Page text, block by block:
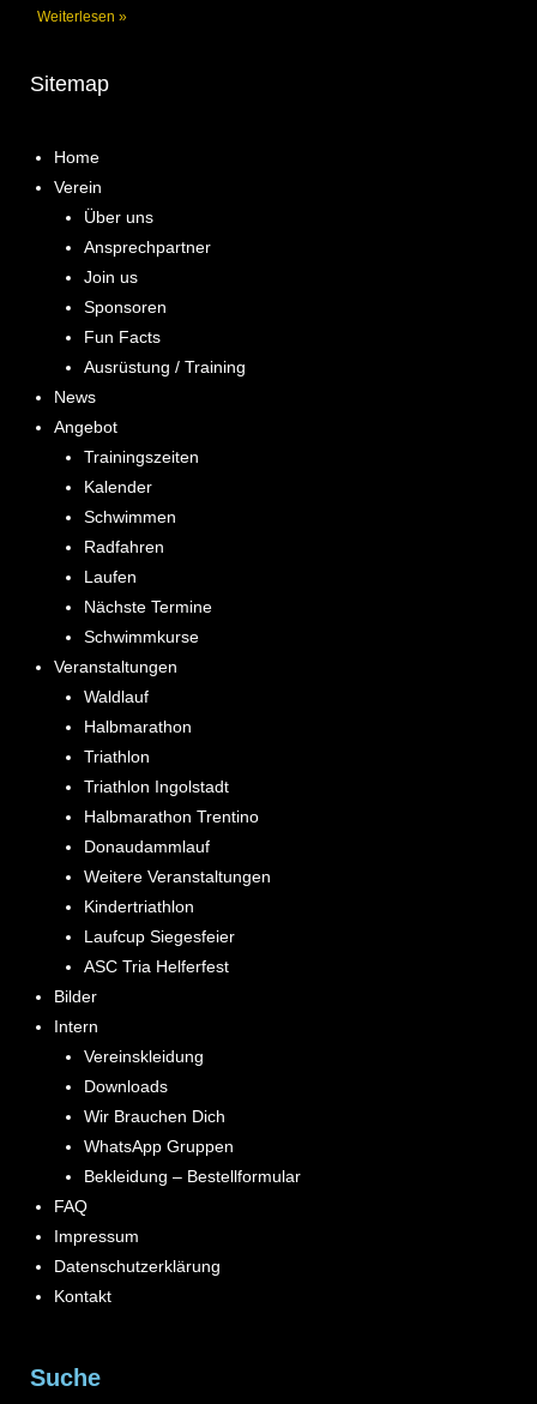
Weiterlesen »
Sitemap
Home
Verein
Über uns
Ansprechpartner
Join us
Sponsoren
Fun Facts
Ausrüstung / Training
News
Angebot
Trainingszeiten
Kalender
Schwimmen
Radfahren
Laufen
Nächste Termine
Schwimmkurse
Veranstaltungen
Waldlauf
Halbmarathon
Triathlon
Triathlon Ingolstadt
Halbmarathon Trentino
Donaudammlauf
Weitere Veranstaltungen
Kindertriathlon
Laufcup Siegesfeier
ASC Tria Helferfest
Bilder
Intern
Vereinskleidung
Downloads
Wir Brauchen Dich
WhatsApp Gruppen
Bekleidung – Bestellformular
FAQ
Impressum
Datenschutzerklärung
Kontakt
Suche